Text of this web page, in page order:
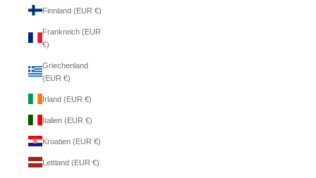
Finnland (EUR €)
Frankreich (EUR
€)
Griechenland
(EUR €)
Irland (EUR €)
Italien (EUR €)
Kroatien (EUR €)
Lettland (EUR €)